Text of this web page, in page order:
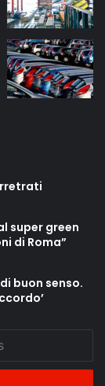
super green
di Roma”
buon senso.